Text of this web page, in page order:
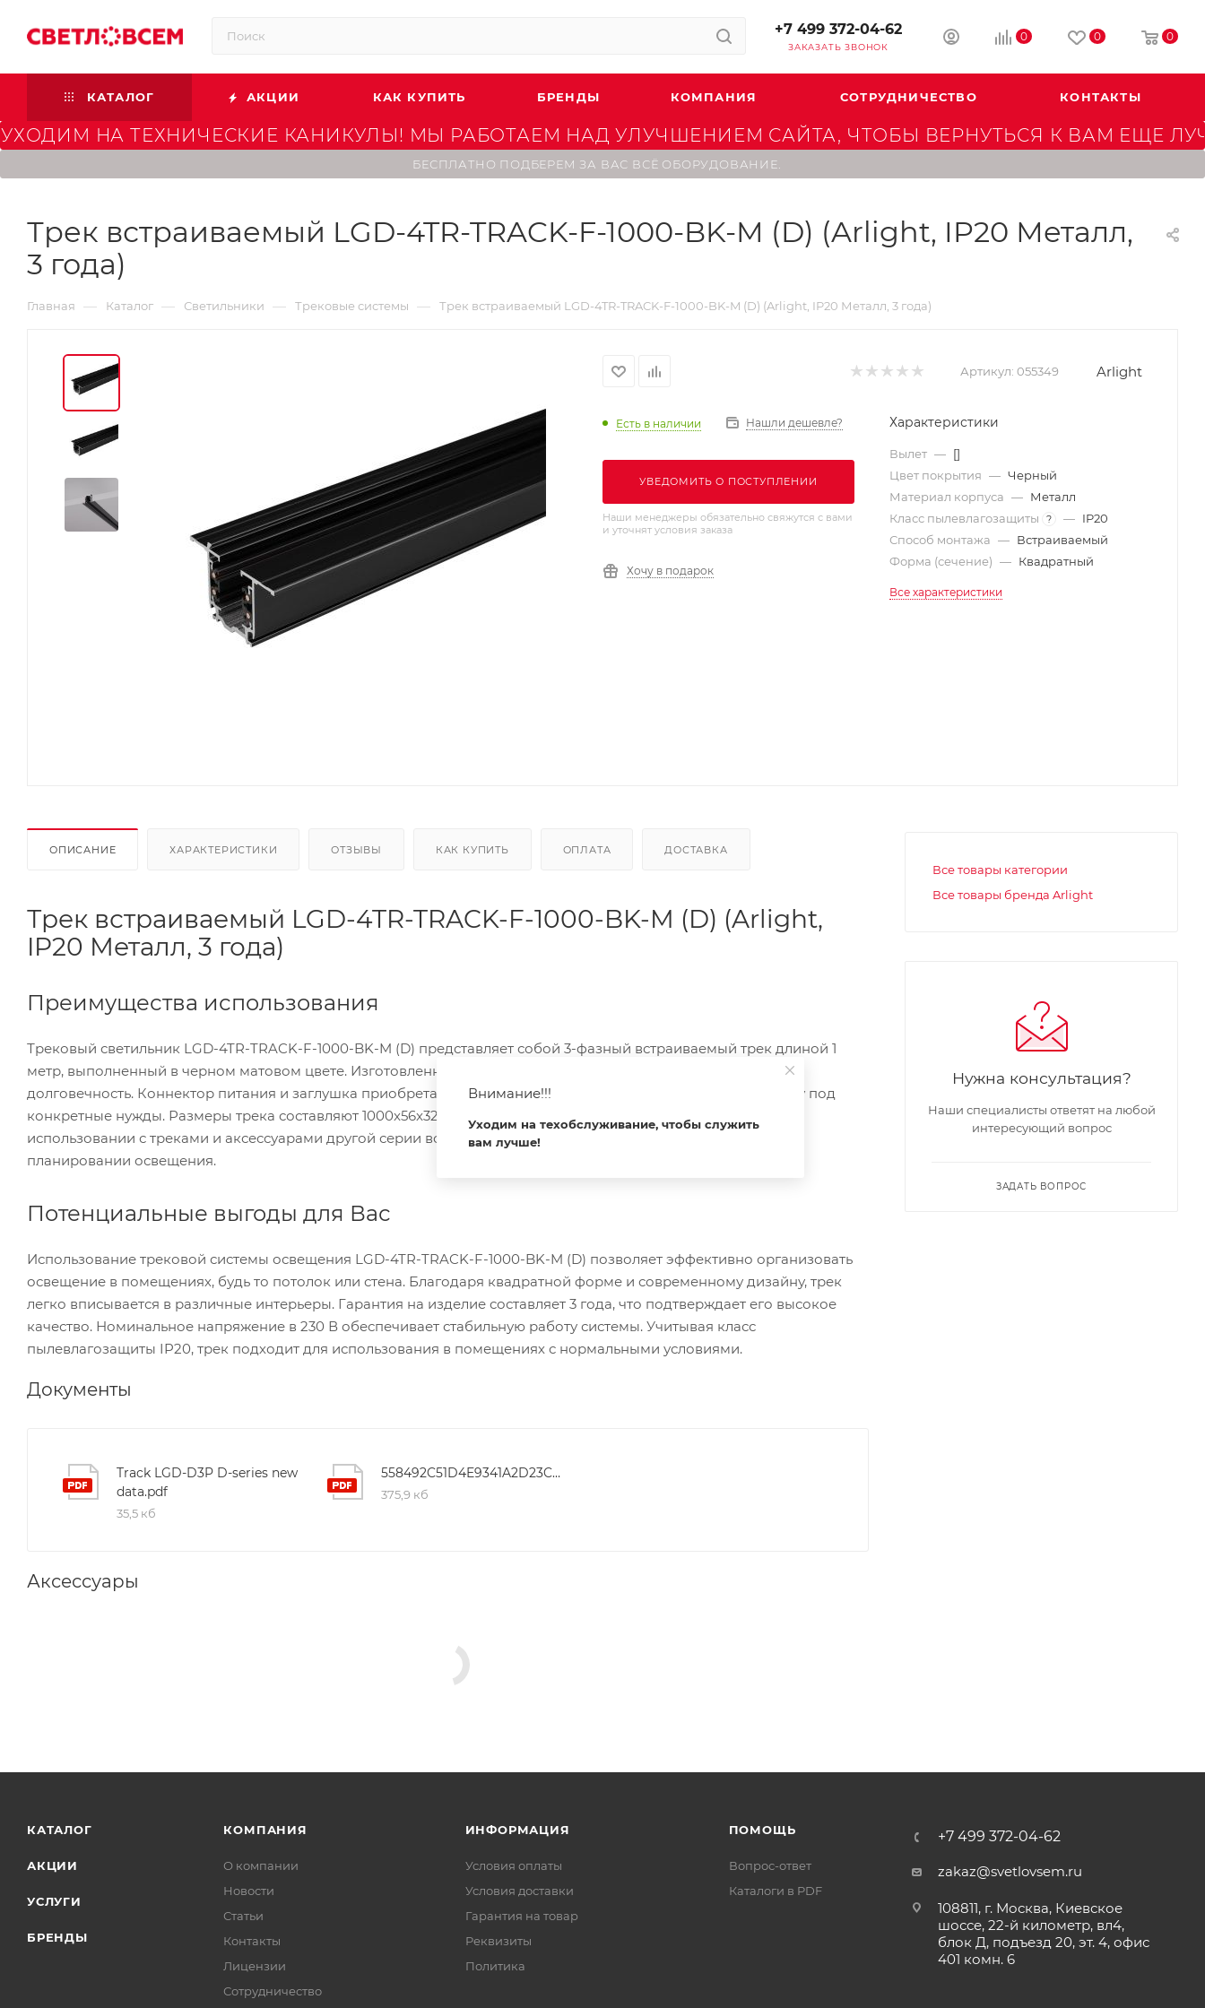
+7 499 372-04-62
ЗАКАЗАТЬ ЗВОНОК
0 0 0
КАТАЛОГ АКЦИИ КАК КУПИТЬ БРЕНДЫ КОМПАНИЯ СОТРУДНИЧЕСТВО КОНТАКТЫ
УХОДИМ НА ТЕХНИЧЕСКИЕ КАНИКУЛЫ! МЫ РАБОТАЕМ НАД УЛУЧШЕНИЕМ САЙТА, ЧТОБЫ ВЕРНУТЬСЯ К ВАМ ЕЩЕ
БЕСПЛАТНО ПОДБЕРЕМ ЗА ВАС ВСЁ ОБОРУДОВАНИЕ.
Трек встраиваемый LGD-4TR-TRACK-F-1000-BK-M (D) (Arlight, IP20 Металл,
3 года)
Главная — Каталог — Светильники — Трековые системы — Трек встраиваемый LGD-4TR-TRACK-F-1000-BK-M (D) (Arlight, IP20 Металл, 3 года)
Артикул: 055349 Arlight
Есть в наличии Нашли дешевле?
УВЕДОМИТЬ О ПОСТУПЛЕНИИ
Наши менеджеры обязательно свяжутся с вами
и уточнят условия заказа
Хочу в подарок
Характеристики
Вылет — []
Цвет покрытия — Черный
Материал корпуса — Металл
Класс пылевлагозащиты
? — IP20
Способ монтажа — Встраиваемый
Форма (сечение) — Квадратный
Все характеристики
ОПИСАНИЕ ХАРАКТЕРИСТИКИ ОТЗЫВЫ КАК КУПИТЬ ОПЛАТА ДОСТАВКА
Трек встраиваемый LGD-4TR-TRACK-F-1000-BK-M (D) (Arlight,
IP20 Металл, 3 года)
Преимущества использования
Трековый светильник LGD-4TR-TRACK-F-1000-BK-M (D) представляет собой 3-фазный встраиваемый трек длиной 1
метр, выполненный в черном матовом цвете. Изготовленный из металла, он обеспечивает надежность и
долговечность. Коннектор питания и заглушка приобретаются отдельно, что позволяет адаптировать систему под
конкретные нужды. Размеры трека составляют 1000x56x32.5 мм, а ширина встраиваемой части — 31.3 мм. При
использовании с треками и аксессуарами другой серии возможно отличие по цвету, что стоит учитывать при
планировании освещения.
Потенциальные выгоды для Вас
Использование трековой системы освещения LGD-4TR-TRACK-F-1000-BK-M (D) позволяет эффективно организовать
освещение в помещениях, будь то потолок или стена. Благодаря квадратной форме и современному дизайну, трек
легко вписывается в различные интерьеры. Гарантия на изделие составляет 3 года, что подтверждает его высокое
качество. Номинальное напряжение в 230 В обеспечивает стабильную работу системы. Учитывая класс
пылевлагозащиты IP20, трек подходит для использования в помещениях с нормальными условиями.
Документы
Track LGD-D3P D-series new
data.pdf
35,5 кб
558492C51D4E9341A2D23C0D3159EB08
375,9 кб
Аксессуары
Все товары категории
Все товары бренда Arlight
Нужна консультация?
Наши специалисты ответят на любой
интересующий вопрос
ЗАДАТЬ ВОПРОС
Внимание!!!
Уходим на техобслуживание, чтобы служить
вам лучше!